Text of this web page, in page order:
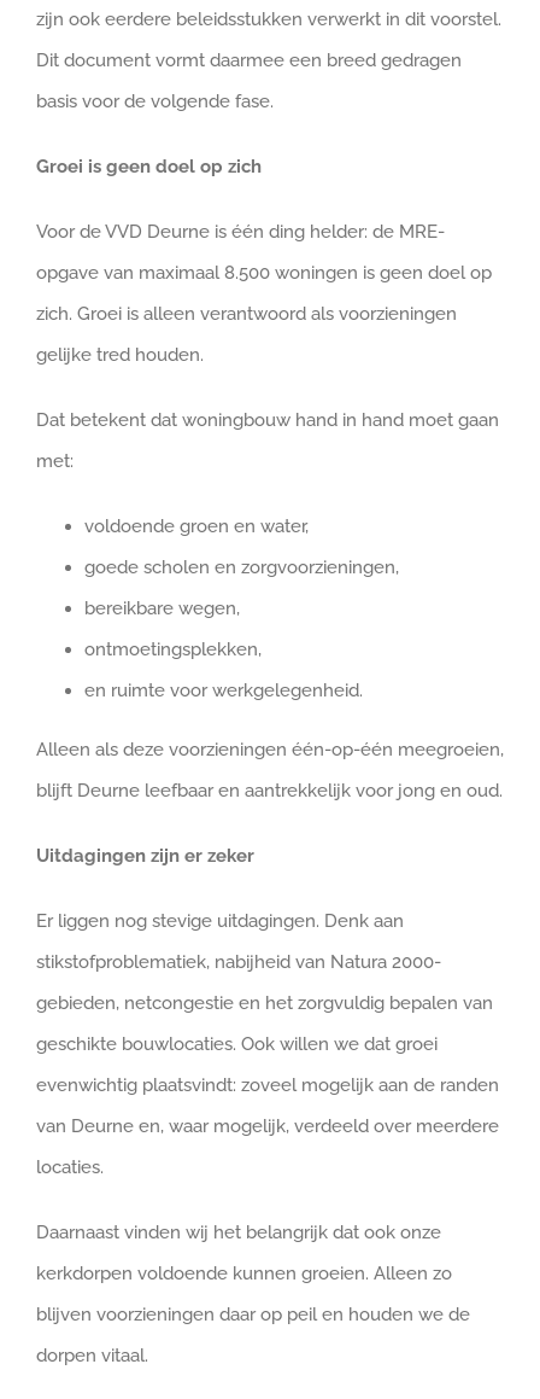
zijn ook eerdere beleidsstukken verwerkt in dit voorstel.
Dit document vormt daarmee een breed gedragen
basis voor de volgende fase.
Groei is geen doel op zich
Voor de VVD Deurne is één ding helder: de MRE-
opgave van maximaal 8.500 woningen is geen doel op
zich. Groei is alleen verantwoord als voorzieningen
gelijke tred houden.
Dat betekent dat woningbouw hand in hand moet gaan
met:
voldoende groen en water,
goede scholen en zorgvoorzieningen,
bereikbare wegen,
ontmoetingsplekken,
en ruimte voor werkgelegenheid.
Alleen als deze voorzieningen één-op-één meegroeien,
blijft Deurne leefbaar en aantrekkelijk voor jong en oud.
Uitdagingen zijn er zeker
Er liggen nog stevige uitdagingen. Denk aan
stikstofproblematiek, nabijheid van Natura 2000-
gebieden, netcongestie en het zorgvuldig bepalen van
geschikte bouwlocaties. Ook willen we dat groei
evenwichtig plaatsvindt: zoveel mogelijk aan de randen
van Deurne en, waar mogelijk, verdeeld over meerdere
locaties.
Daarnaast vinden wij het belangrijk dat ook onze
kerkdorpen voldoende kunnen groeien. Alleen zo
blijven voorzieningen daar op peil en houden we de
dorpen vitaal.